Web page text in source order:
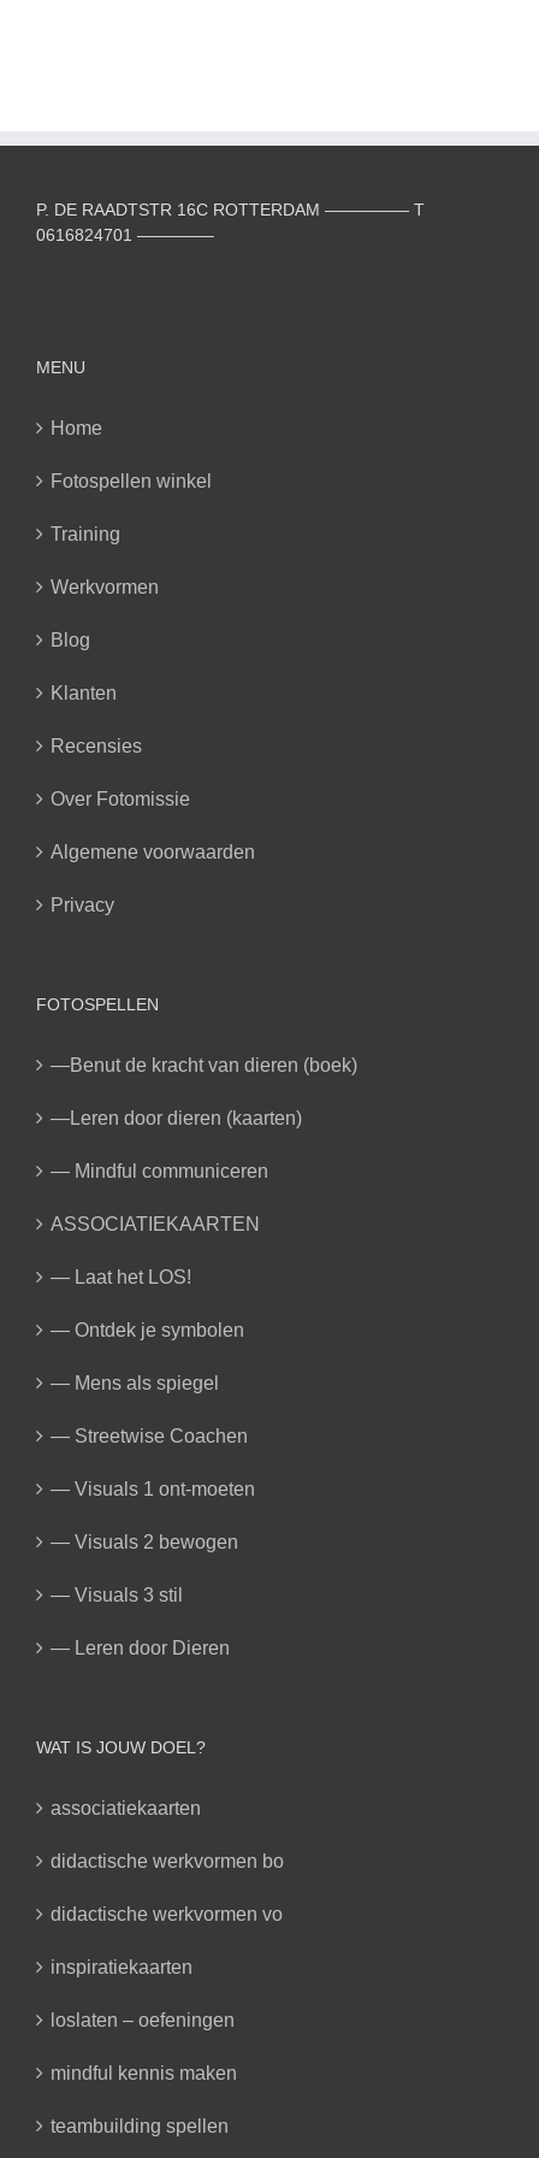
P. DE RAADTSTR 16C ROTTERDAM ————— T
0616824701 ————–
MENU
Home
Fotospellen winkel
Training
Werkvormen
Blog
Klanten
Recensies
Over Fotomissie
Algemene voorwaarden
Privacy
FOTOSPELLEN
—Benut de kracht van dieren (boek)
—Leren door dieren (kaarten)
— Mindful communiceren
ASSOCIATIEKAARTEN
— Laat het LOS!
— Ontdek je symbolen
— Mens als spiegel
— Streetwise Coachen
— Visuals 1 ont-moeten
— Visuals 2 bewogen
— Visuals 3 stil
— Leren door Dieren
WAT IS JOUW DOEL?
associatiekaarten
didactische werkvormen bo
didactische werkvormen vo
inspiratiekaarten
loslaten – oefeningen
mindful kennis maken
teambuilding spellen